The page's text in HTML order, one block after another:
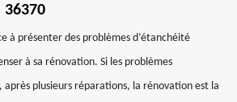
36370
à présenter des problèmes d’étanchéité
à sa rénovation. Si les problèmes
plusieurs réparations, la rénovation est la